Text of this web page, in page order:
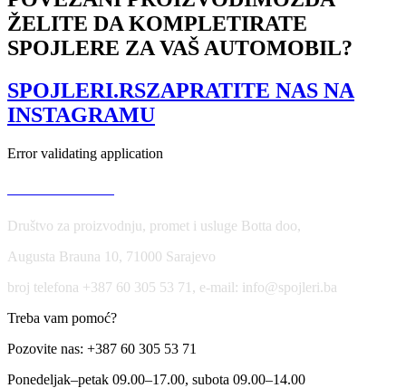
5
GT
F07
količina
ŽELITE DA KOMPLETIRATE
SPOJLERE ZA VAŠ AUTOMOBIL?
SPOJLERI.RSZAPRATITE NAS NA
INSTAGRAMU
Error validating application
Društvo za proizvodnju, promet i usluge Botta doo,
Augusta Brauna 10, 71000 Sarajevo
broj telefona +387 60 305 53 71, e-mail: info@spojleri.ba
Treba vam pomoć?
Pozovite nas: +387 60 305 53 71
Ponedeljak–petak 09.00–17.00, subota 09.00–14.00